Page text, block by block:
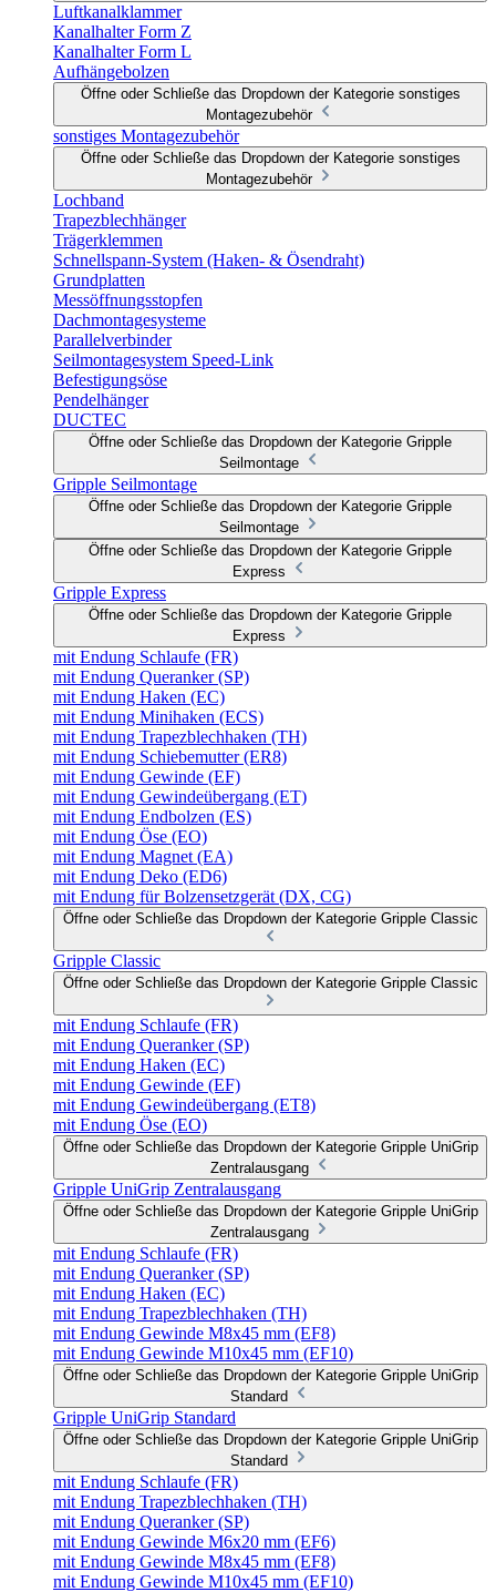
Luftkanalklammer
Kanalhalter Form Z
Kanalhalter Form L
Aufhängebolzen
Öffne oder Schließe das Dropdown der Kategorie sonstiges
Montagezubehör
sonstiges Montagezubehör
Öffne oder Schließe das Dropdown der Kategorie sonstiges
Montagezubehör
Lochband
Trapezblechhänger
Trägerklemmen
Schnellspann-System (Haken- & Ösendraht)
Grundplatten
Messöffnungsstopfen
Dachmontagesysteme
Parallelverbinder
Seilmontagesystem Speed-Link
Befestigungsöse
Pendelhänger
DUCTEC
Öffne oder Schließe das Dropdown der Kategorie Gripple
Seilmontage
Gripple Seilmontage
Öffne oder Schließe das Dropdown der Kategorie Gripple
Seilmontage
Öffne oder Schließe das Dropdown der Kategorie Gripple
Express
Gripple Express
Öffne oder Schließe das Dropdown der Kategorie Gripple
Express
mit Endung Schlaufe (FR)
mit Endung Queranker (SP)
mit Endung Haken (EC)
mit Endung Minihaken (ECS)
mit Endung Trapezblechhaken (TH)
mit Endung Schiebemutter (ER8)
mit Endung Gewinde (EF)
mit Endung Gewindeübergang (ET)
mit Endung Endbolzen (ES)
mit Endung Öse (EO)
mit Endung Magnet (EA)
mit Endung Deko (ED6)
mit Endung für Bolzensetzgerät (DX, CG)
Öffne oder Schließe das Dropdown der Kategorie Gripple Classic
Gripple Classic
Öffne oder Schließe das Dropdown der Kategorie Gripple Classic
mit Endung Schlaufe (FR)
mit Endung Queranker (SP)
mit Endung Haken (EC)
mit Endung Gewinde (EF)
mit Endung Gewindeübergang (ET8)
mit Endung Öse (EO)
Öffne oder Schließe das Dropdown der Kategorie Gripple UniGrip
Zentralausgang
Gripple UniGrip Zentralausgang
Öffne oder Schließe das Dropdown der Kategorie Gripple UniGrip
Zentralausgang
mit Endung Schlaufe (FR)
mit Endung Queranker (SP)
mit Endung Haken (EC)
mit Endung Trapezblechhaken (TH)
mit Endung Gewinde M8x45 mm (EF8)
mit Endung Gewinde M10x45 mm (EF10)
Öffne oder Schließe das Dropdown der Kategorie Gripple UniGrip
Standard
Gripple UniGrip Standard
Öffne oder Schließe das Dropdown der Kategorie Gripple UniGrip
Standard
mit Endung Schlaufe (FR)
mit Endung Trapezblechhaken (TH)
mit Endung Queranker (SP)
mit Endung Gewinde M6x20 mm (EF6)
mit Endung Gewinde M8x45 mm (EF8)
mit Endung Gewinde M10x45 mm (EF10)